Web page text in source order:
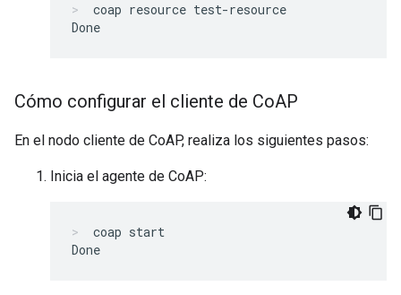
coap resource test-resource
Cómo configurar el cliente de CoAP
En el nodo cliente de CoAP, realiza los siguientes pasos:
Inicia el agente de CoAP:
coap start